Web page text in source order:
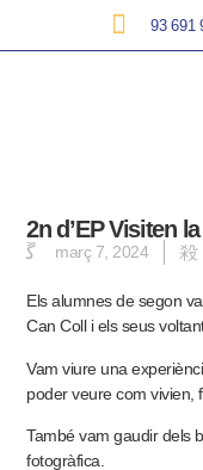
93 691
2n d’EP Visiten
març 7, 2024
Els alumnes de segon
Can Coll i els seus
Vam viure una
poder veure com vivien,
També vam gaudir dels
fotogràfica.